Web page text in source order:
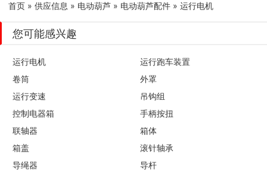
首页 » 供应信息 » 电动葫芦 » 电动葫芦配件 » 运行电机
您可能感兴趣
运行电机
运行跑车装置
卷筒
外罩
运行变速
吊钩组
控制电器箱
手柄按扭
联轴器
箱体
箱盖
滚针轴承
导绳器
导杆